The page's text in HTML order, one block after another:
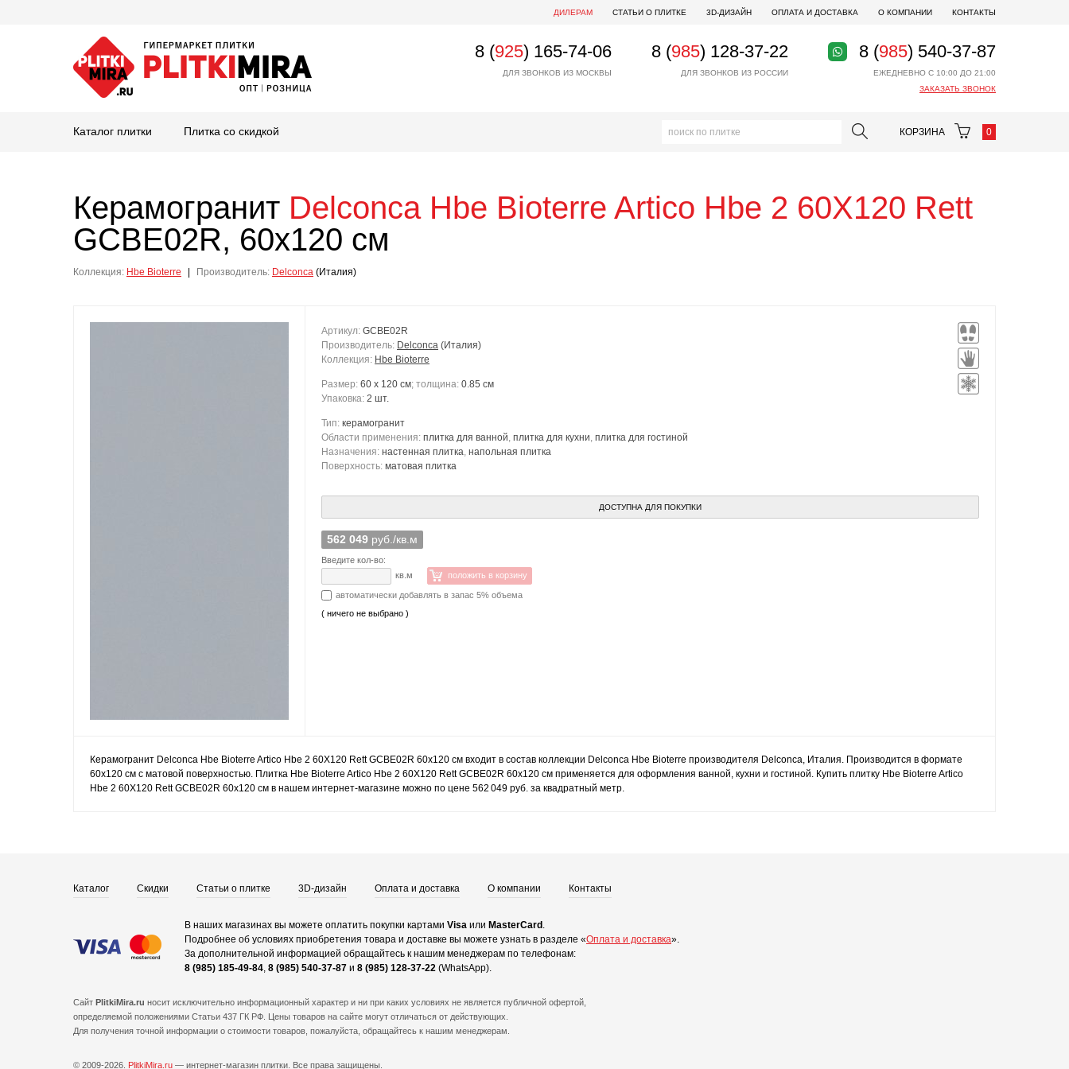
ДИЛЕРАМ СТАТЬИ О ПЛИТКЕ 3D-ДИЗАЙН ОПЛАТА И ДОСТАВКА О КОМПАНИИ КОНТАКТЫ
8 (925) 165-74-06
ДЛЯ ЗВОНКОВ ИЗ МОСКВЫ
8 (985) 128-37-22
ДЛЯ ЗВОНКОВ ИЗ РОССИИ
8 (985) 540-37-87
ЕЖЕДНЕВНО С 10:00 ДО 21:00
ЗАКАЗАТЬ ЗВОНОК
Каталог плитки Плитка со скидкой КОРЗИНА 0
Керамогранит Delconca Hbe Bioterre Artico Hbe 2 60X120 Rett
GCBE02R, 60x120 см
Коллекция: Hbe Bioterre Производитель: Delconca (Италия)
Артикул: GCBE02R
Производитель: Delconca (Италия)
Коллекция: Hbe Bioterre
Размер: 60 x 120 см; толщина: 0.85 см
Упаковка: 2 шт.
Тип: керамогранит
Области применения: плитка для ванной, плитка для кухни, плитка для гостиной
Назначения: настенная плитка, напольная плитка
Поверхность: матовая плитка
ДОСТУПНА ДЛЯ ПОКУПКИ
562 049 руб./кв.м
Введите кол-во:
кв.м
положить в корзину
автоматически добавлять в запас 5% объема
( ничего не выбрано )
Керамогранит Delconca Hbe Bioterre Artico Hbe 2 60X120 Rett GCBE02R 60x120 см входит в состав коллекции Delconca Hbe Bioterre производителя Delconca, Италия. Производится в формате
60x120 см с матовой поверхностью. Плитка Hbe Bioterre Artico Hbe 2 60X120 Rett GCBE02R 60x120 см применяется для оформления ванной, кухни и гостиной. Купить плитку Hbe Bioterre Artico
Hbe 2 60X120 Rett GCBE02R 60x120 см в нашем интернет-магазине можно по цене 562 049 руб. за квадратный метр.
Каталог Скидки Статьи о плитке 3D-дизайн Оплата и доставка О компании Контакты
В наших магазинах вы можете оплатить покупки картами Visa или MasterCard .
Подробнее об условиях приобретения товара и доставке вы можете узнать в разделе «Оплата и доставка».
За дополнительной информацией обращайтесь к нашим менеджерам по телефонам:
8 (985) 185-49-84, 8 (985) 540-37-87 и 8 (985) 128-37-22 (WhatsApp).
Сайт PlitkiMira.ru носит исключительно информационный характер и ни при каких условиях не является публичной офертой,
определяемой положениями Статьи 437 ГК РФ. Цены товаров на сайте могут отличаться от действующих.
Для получения точной информации о стоимости товаров, пожалуйста, обращайтесь к нашим менеджерам.
© 2009-2026. PlitkiMira.ru — интернет-магазин плитки. Все права защищены.